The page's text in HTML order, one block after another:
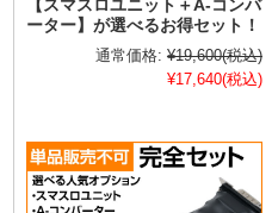
【スマスロユニット＋A-コンバ
ーター】が選べるお得セット！
通常価格: ¥19,600(税込)
¥17,640(税込)